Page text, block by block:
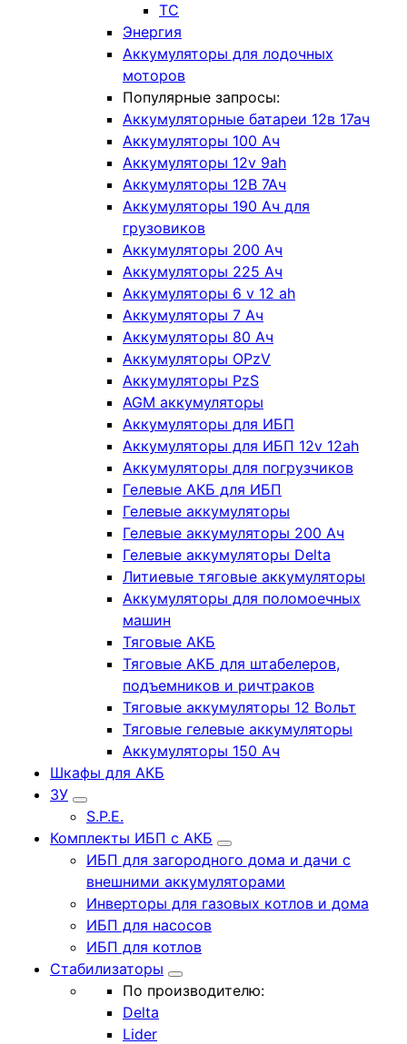
ТС
Энергия
Аккумуляторы для лодочных
моторов
Популярные запросы:
Аккумуляторные батареи 12в 17ач
Аккумуляторы 100 Ач
Аккумуляторы 12v 9ah
Аккумуляторы 12В 7Ач
Аккумуляторы 190 Ач для
грузовиков
Аккумуляторы 200 Ач
Аккумуляторы 225 Ач
Аккумуляторы 6 v 12 ah
Аккумуляторы 7 Ач
Аккумуляторы 80 Ач
Аккумуляторы OPzV
Аккумуляторы PzS
AGM аккумуляторы
Аккумуляторы для ИБП
Аккумуляторы для ИБП 12v 12ah
Аккумуляторы для погрузчиков
Гелевые АКБ для ИБП
Гелевые аккумуляторы
Гелевые аккумуляторы 200 Ач
Гелевые аккумуляторы Delta
Литиевые тяговые аккумуляторы
Аккумуляторы для поломоечных
машин
Тяговые АКБ
Тяговые АКБ для штабелеров,
подъемников и ричтраков
Тяговые аккумуляторы 12 Вольт
Тяговые гелевые аккумуляторы
Аккумуляторы 150 Ач
Шкафы для АКБ
ЗУ
S.P.E.
Комплекты ИБП с АКБ
ИБП для загородного дома и дачи с
внешними аккумуляторами
Инверторы для газовых котлов и дома
ИБП для насосов
ИБП для котлов
Стабилизаторы
По производителю:
Delta
Lider